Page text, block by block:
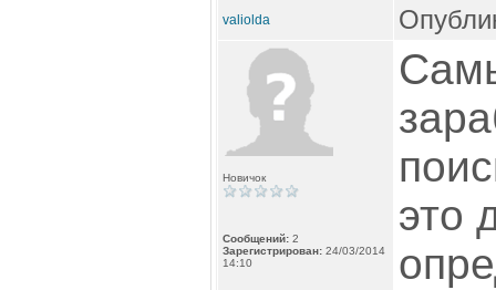
valiolda
Новичок
Сообщений: 2
Зарегистрирован: 24/03/2014
14:10
это